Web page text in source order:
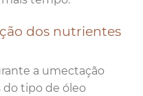
dos nutrientes
a umectação
do tipo de óleo